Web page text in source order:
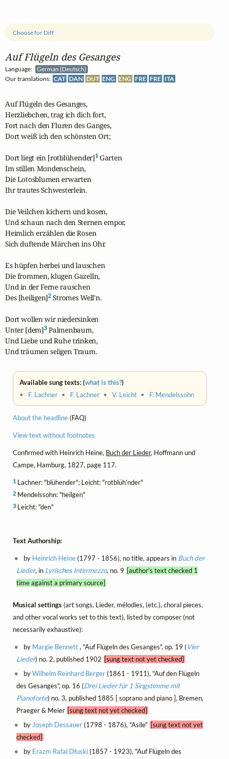
Auf Flügeln des Gesanges
Language:
German (Deutsch)
Our translations: CAT DAN DUT ENG ENG FRE FRE ITA
Choose for Diff
Auf Flügeln des Gesanges,
Herzliebchen, trag ich dich fort,
Fort nach den Fluren des Ganges,
Dort weiß ich den schönsten Ort;
Dort liegt ein [rotblühender]1 Garten
Im stillen Mondenschein,
Die Lotosblumen erwarten
Ihr trautes Schwesterlein.
Die Veilchen kichern und kosen,
Und schaun nach den Sternen empor,
Heimlich erzählen die Rosen
Sich duftende Märchen ins Ohr.
Es hüpfen herbei und lauschen
Die frommen, klugen Gazelln,
Und in der Ferne rauschen
Des [heiligen]2 Stromes Well'n.
Dort wollen wir niedersinken
Unter [dem]3 Palmenbaum,
Und Liebe und Ruhe trinken,
Und träumen seligen Traum.
Available sung texts: (what is this?)
• F. Lachner • F. Lachner •V. Leicht • F. Mendelssohn
About the headline(FAQ)
View text without footnotes
Confirmed with Heinrich Heine, Buch der Lieder, Hoffmann und
Campe, Hamburg, 1827, page 117.
1 Lachner: "blühender"; Leicht: "rotblüh'nder"
2 Mendelssohn: "heilgen"
3 Leicht: "den"
Text Authorship:
by Heinrich Heine(1797 - 1856), no title, appears in Buch der
Lieder, in Lyrisches Intermezzo, no. 9 [author's text checked 1
time against a primary source]
Musical settings(art songs, Lieder, mélodies, (etc.), choral pieces,
and other vocal works set to this text), listed by composer (not
necessarily exhaustive):
by Margie Bennett, "Auf Flügeln des Gesanges", op. 19 (Vier
Lieder) no. 2, published 1902 [sung text not yet checked]
byWilhelm Reinhard Berger(1861 - 1911), "Auf den Flügeln
des Gesanges", op. 16 (Drei Lieder für 1 Singstimme mit
Pianoforte) no. 3, published 1885 [ soprano and piano ], Bremen,
Praeger & Meier [sung text not yet checked]
by Joseph Dessauer(1798 - 1876), "Asile" [sung text not yet
checked]
by Erazm Rafal Dłuski(1857 - 1923), "Auf Flügeln des